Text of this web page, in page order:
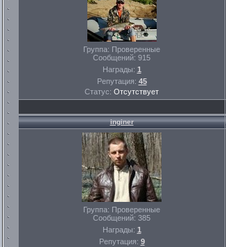
Группа: Проверенные
Сообщений: 915
Награды: 1
Репутация: 45
Статус: Отсутствует
inginer
Группа: Проверенные
Сообщений: 385
Награды: 1
Репутация: 9